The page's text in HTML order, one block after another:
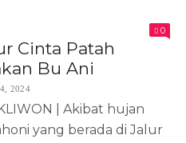
0
Cinta Patah
Bu Ani
2024
| Akibat hujan
yang berada di Jalur